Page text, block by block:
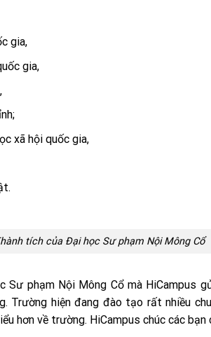
gia,
gia,
xã hội quốc gia,
tích của Đại học Sư phạm Nội Mông Cổ
Sư phạm Nội Mông Cổ mà HiCampus
Trường hiện đang đào tạo rất nhiều
hơn về trường. HiCampus chúc các